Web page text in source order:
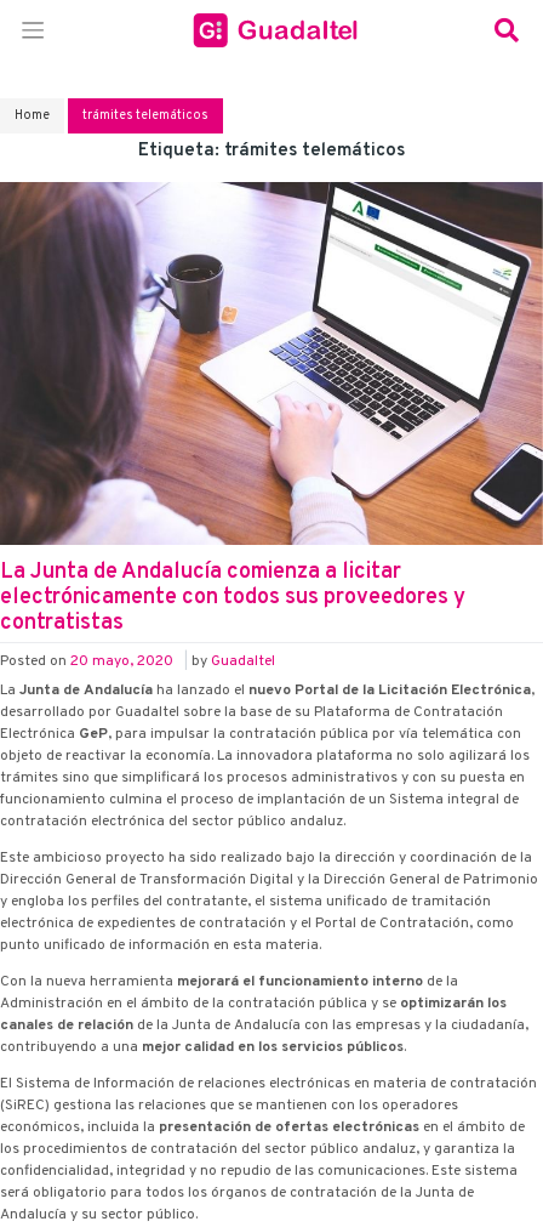
Home trámites telemáticos
Etiqueta: trámites telemáticos
La Junta de Andalucía comienza a licitar
electrónicamente con todos sus proveedores y
contratistas
Posted on 20 mayo, 2020 by Guadaltel
La Junta de Andalucía ha lanzado el nuevo Portal de la Licitación Electrónica,
desarrollado por Guadaltel sobre la base de su Plataforma de Contratación
Electrónica G·eP, para impulsar la contratación pública por vía telemática con
objeto de reactivar la economía. La innovadora plataforma no solo agilizará los
trámites sino que simplificará los procesos administrativos y con su puesta en
funcionamiento culmina el proceso de implantación de un Sistema integral de
contratación electrónica del sector público andaluz.
Este ambicioso proyecto ha sido realizado bajo la dirección y coordinación de la
Dirección General de Transformación Digital y la Dirección General de Patrimonio
y engloba los perfiles del contratante, el sistema unificado de tramitación
electrónica de expedientes de contratación y el Portal de Contratación, como
punto unificado de información en esta materia.
Con la nueva herramienta mejorará el funcionamiento interno de la
Administración en el ámbito de la contratación pública y se optimizarán los
canales de relación de la Junta de Andalucía con las empresas y la ciudadanía,
contribuyendo a una mejor calidad en los servicios públicos.
El Sistema de Información de relaciones electrónicas en materia de contratación
(SiREC) gestiona las relaciones que se mantienen con los operadores
económicos, incluida la presentación de ofertas electrónicas en el ámbito de
los procedimientos de contratación del sector público andaluz, y garantiza la
confidencialidad, integridad y no repudio de las comunicaciones. Este sistema
será obligatorio para todos los órganos de contratación de la Junta de
Andalucía y su sector público.